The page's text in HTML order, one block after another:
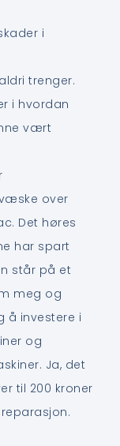
i
trenger.
i hvordan
vært
over
Det høres
har spart
står på et
meg og
å investere i
og
Ja, det
til 200 kroner